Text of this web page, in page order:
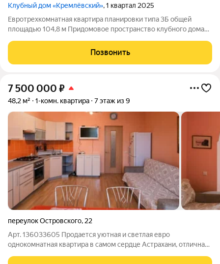
Клубный дом «Кремлёвский», 1 квартал 2025
Евротрехкомнатная квартира планировки типа 3Б общей
площадью 104,8 м Придомовое пространство клубного дома
паркинг на 53 парковочных места Детские площадки Зона
work-out и business lounge
Позвонить
7 500 000 ₽
48,2 м² 1-комн. квартира 7 этаж из 9
переулок Островского, 22
Арт. 136033605 Продается уютная и светлая евро
однокомнатная квартира в самом сердце Астрахани, отличная